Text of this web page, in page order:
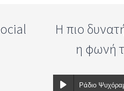
Η πιο
η φωνή